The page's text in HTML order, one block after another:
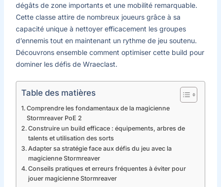
dégâts de zone importants et une mobilité remarquable.
Cette classe attire de nombreux joueurs grâce à sa
capacité unique à nettoyer efficacement les groupes
d’ennemis tout en maintenant un rythme de jeu soutenu.
Découvrons ensemble comment optimiser cette build pour
dominer les défis de Wraeclast.
Table des matières
Comprendre les fondamentaux de la magicienne
Stormreaver PoE 2
Construire un build efficace : équipements, arbres de
talents et utilisation des sorts
Adapter sa stratégie face aux défis du jeu avec la
magicienne Stormreaver
Conseils pratiques et erreurs fréquentes à éviter pour
jouer magicienne Stormreaver